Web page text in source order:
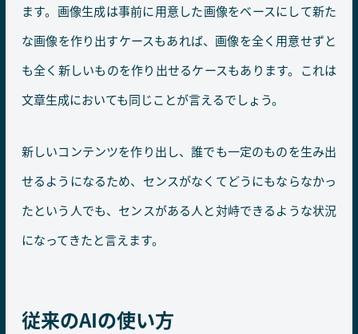
ます。画像生成は事前に用意した画像をベースにして新た
な画像を作り出すケースもあれば、画像を全く用意せずと
も全く新しいものを作り出せるケースもあります。これは
文章生成においても同じことが言えるでしょう。
新しいコンテンツを作り出し、誰でも一定のものを生み出
せるようになるため、センスがなくてどうにもならなかっ
たという人でも、センスがある人と対峙できるような状況
になってきたと言えます。
従来のAIの使い方